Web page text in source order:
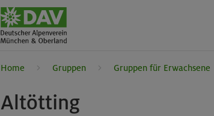
Home Gruppen Gruppen für Erwachsene
Altötting